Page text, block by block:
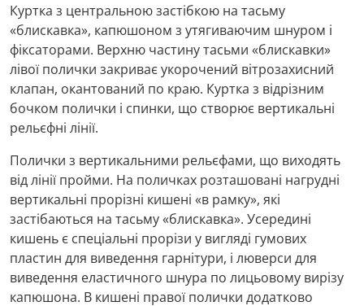
Куртка з центральною застібкою на тасьму
«блискавка», капюшоном з утягиваючим шнуром і
фіксаторами. Верхню частину тасьми «блискавки»
лівої полички закриває укорочений вітрозахисний
клапан, окантований по краю. Куртка з відрізним
бочком полички і спинки, що створює вертикальні
рельєфні лінії.
Полички з вертикальними рельєфами, що виходять
від лінії пройми. На поличках розташовані нагрудні
вертикальні прорізні кишені «в рамку», які
застібаються на тасьму «блискавка». Усередині
кишень є спеціальні прорізи у вигляді гумових
пластин для виведення гарнітури, і люверси для
виведення еластичного шнура по лицьовому вирізу
капюшона. В кишені правої полички додатково